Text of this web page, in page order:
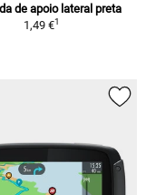
de apoio lateral preta
1,49 €1